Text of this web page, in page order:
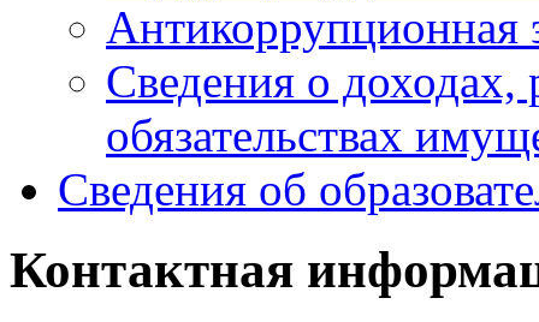
Антикоррупционная
Сведения о доходах,
обязательствах
Сведения об
Контактная